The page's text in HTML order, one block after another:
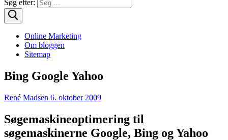
Søg efter:
Online Marketing
Om bloggen
Sitemap
Bing Google Yahoo
René Madsen 6. oktober 2009
Søgemaskineoptimering til
søgemaskinerne Google, Bing og Yahoo